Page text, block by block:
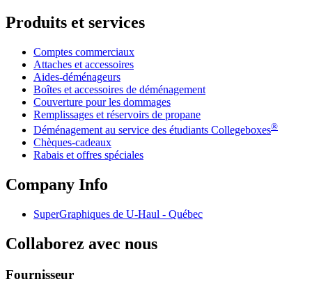
Produits et services
Comptes commerciaux
Attaches et accessoires
Aides-déménageurs
Boîtes et accessoires de déménagement
Couverture pour les dommages
Remplissages et réservoirs de propane
Déménagement au service des étudiants Collegeboxes®
Chèques-cadeaux
Rabais et offres spéciales
Company Info
SuperGraphiques de U-Haul - Québec
Collaborez avec nous
Fournisseur